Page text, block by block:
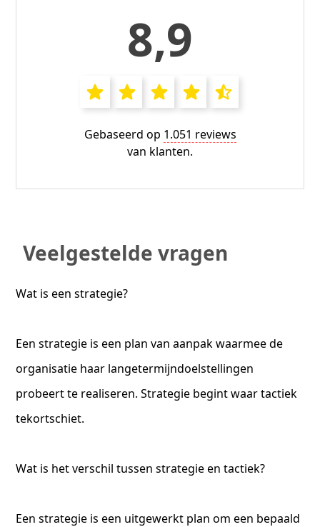
8,9
Gebaseerd op 1.051 reviews
van klanten.
Veelgestelde vragen
Wat is een strategie?
Een strategie is een plan van aanpak waarmee de
organisatie haar langetermijndoelstellingen
probeert te realiseren. Strategie begint waar tactiek
tekortschiet.
Wat is het verschil tussen strategie en tactiek?
Een strategie is een uitgewerkt plan om een bepaald